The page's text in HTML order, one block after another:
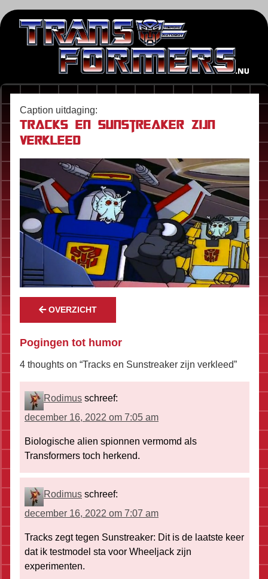
Caption uitdaging:
Tracks en Sunstreaker zijn
verkleed
OVERZICHT
Pogingen tot humor
4 thoughts on “Tracks en Sunstreaker zijn verkleed”
Rodimus schreef:
december 16, 2022 om 7:05 am
Biologische alien spionnen vermomd als
Transformers toch herkend.
Rodimus schreef:
december 16, 2022 om 7:07 am
Tracks zegt tegen Sunstreaker: Dit is de laatste keer
dat ik testmodel sta voor Wheeljack zijn
experimenten.